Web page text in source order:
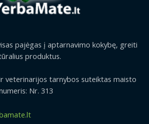
pajėgas į aptarnavimo kokybę, greiti
produktus.
veterinarijos tarnybos suteiktas maisto
Nr. 313